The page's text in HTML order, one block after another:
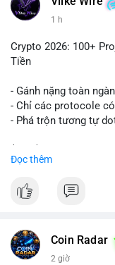
1 h
Crypto 2026: 100+
Tiền
- Gánh nặng toàn
- Chỉ các protocole
- Phá trộn tương tự
Đọc thêm
Coin Radar
2 giờ